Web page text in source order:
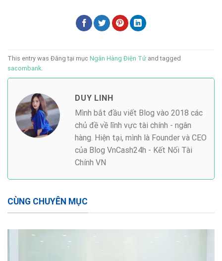
This entry was Đăng tại mục Ngân Hàng Điện Tử and tagged
sacombank
DUY LINH
Mình bắt đầu viết Blog vào 2018 các
chủ đề về lĩnh vực tài chính - ngân
hàng. Hiện tại, mình là Founder và CEO
của Blog VnCash24h - Kết Nối Tài
Chính VN
CÙNG CHUYÊN MỤC